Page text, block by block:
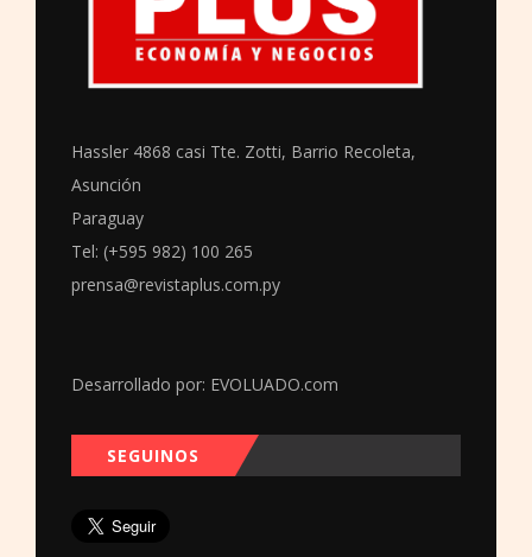
Hassler 4868 casi Tte. Zotti, Barrio Recoleta,
Asunción
Paraguay
Tel: (+595 982) 100 265
prensa@revistaplus.com.py
Desarrollado por: EVOLUADO.com
SEGUINOS